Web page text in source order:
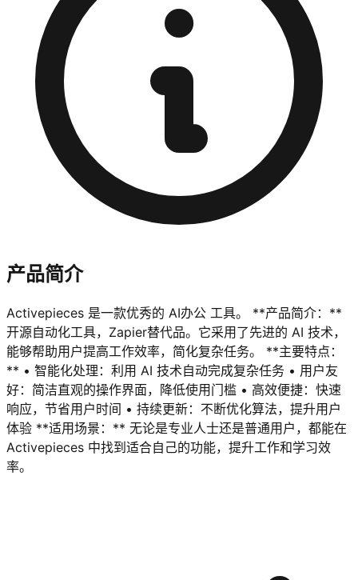
产品简介
Activepieces 是一款优秀的 AI办公 工具。 **产品简介：**
开源自动化工具，Zapier替代品。它采用了先进的 AI 技术，
能够帮助用户提高工作效率，简化复杂任务。 **主要特点：
** • 智能化处理：利用 AI 技术自动完成复杂任务 • 用户友
好：简洁直观的操作界面，降低使用门槛 • 高效便捷：快速
响应，节省用户时间 • 持续更新：不断优化算法，提升用户
体验 **适用场景：** 无论是专业人士还是普通用户，都能在
Activepieces 中找到适合自己的功能，提升工作和学习效
率。